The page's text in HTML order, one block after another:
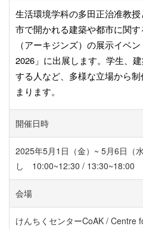
生活環境学科の多田正治准教
市で開かれる建築や都市に関
（アーキジンズ）の展示イベ
2026」に出展します。学生、
する人など、多様な立場から
まります。
開催日時
2025年5月1日（金）~ 5月6日（
し 10:00~12:30 / 13:30~18:00
会場
けんちくセンターCoAK / Centre